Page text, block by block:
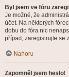
Byl jsem ve fóru
Je možné, že
účet. Na některých
dobu do fóra nic
případ, zaregistrujte se
Nahoru
Zapomněl jsem heslo!